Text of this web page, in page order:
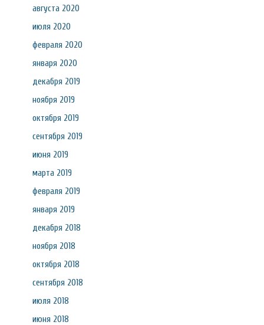
августа 2020
июля 2020
февраля 2020
января 2020
декабря 2019
ноября 2019
октября 2019
сентября 2019
июня 2019
марта 2019
февраля 2019
января 2019
декабря 2018
ноября 2018
октября 2018
сентября 2018
июля 2018
июня 2018